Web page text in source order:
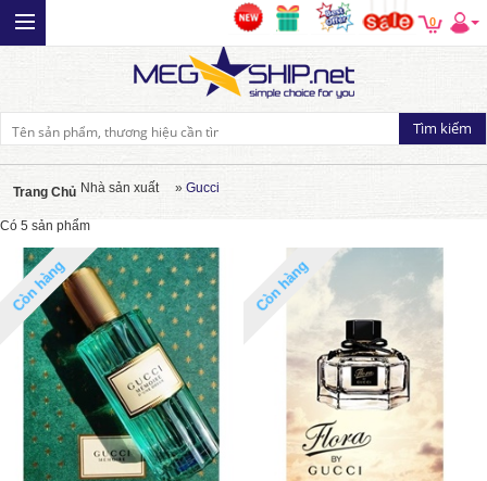
0
Trang Chủ Nhà sản xuất » Gucci
Có 5 sản phẩm
Còn hàng Còn hàng